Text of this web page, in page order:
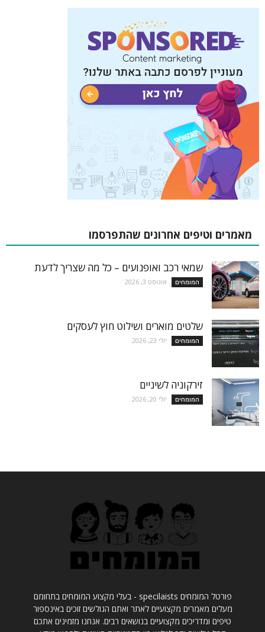
מאמרים וטיפים אחרונים שהתפרסמו
שמאי רכב ואופנועים – כל מה שצריך לדעת
המומחים אוגוסט 3, 2026
שלטים מוארים ושילוט חוץ לעסקים
המומחים יולי 23, 2026
זירקוניה לשיניים
המומחים יולי 20, 2026
פורטל המומחים specilaists - בעלי מקצוע המומחים בתחומם
מעלים מאמרים מקצועיים לאתר ואתם הגולשים זוכים באינספור
טיפים ומדריכים מקצועיים בנושאים רבים. אנחנו מזמינים אתכם